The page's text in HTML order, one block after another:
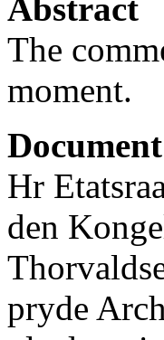
Abstract
The
moment.
Document
Hr
den
pryde